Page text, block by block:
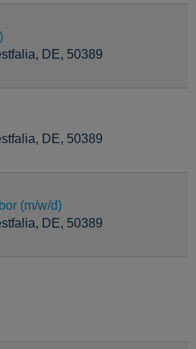
DE, 50389
DE, 50389
(m/w/d)
DE, 50389